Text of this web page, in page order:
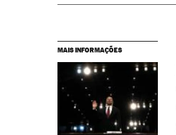
MAIS INFORMAÇÕES